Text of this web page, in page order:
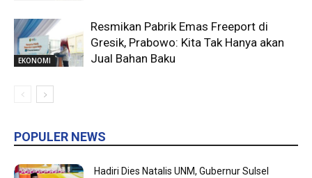
EKONOMI
Resmikan Pabrik Emas Freeport di
Gresik, Prabowo: Kita Tak Hanya akan
Jual Bahan Baku
POPULER NEWS
Hadiri Dies Natalis UNM, Gubernur Sulsel